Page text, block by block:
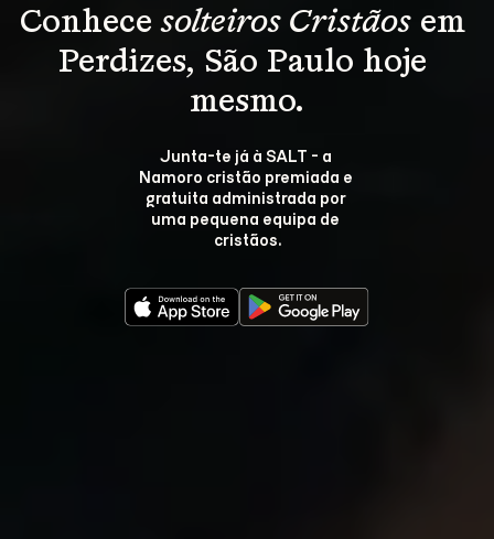
Conhece solteiros Cristãos em
Perdizes, São Paulo hoje
mesmo.
Junta-te já à SALT - a
Namoro cristão premiada e
gratuita administrada por
uma pequena equipa de
cristãos.